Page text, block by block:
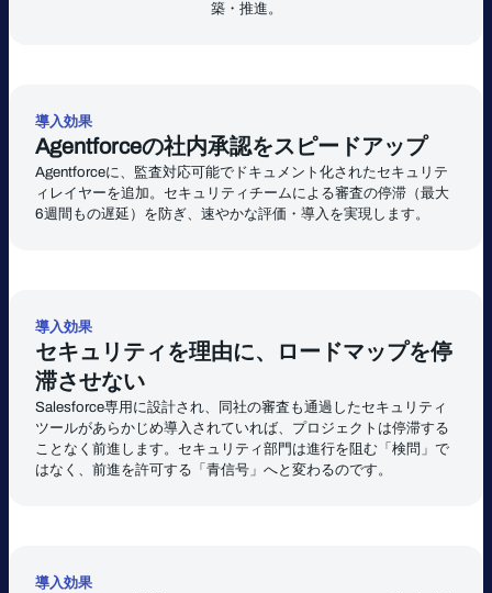
築・推進。
導入効果
Agentforceの社内承認をスピードアップ
Agentforceに、監査対応可能でドキュメント化されたセキュリテ
ィレイヤーを追加。セキュリティチームによる審査の停滞（最大
6週間もの遅延）を防ぎ、速やかな評価・導入を実現します。
導入効果
セキュリティを理由に、ロードマップを停
滞させない
Salesforce専用に設計され、同社の審査も通過したセキュリティ
ツールがあらかじめ導入されていれば、プロジェクトは停滞する
ことなく前進します。セキュリティ部門は進行を阻む「検問」で
はなく、前進を許可する「青信号」へと変わるのです。
導入効果